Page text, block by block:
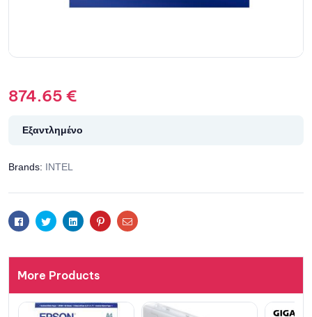
874.65 €
Εξαντλημένο
Brands: INTEL
FacebookTwitterLinkedinPinterestEmail
More Products